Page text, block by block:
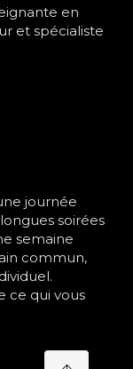
en
et spécialiste
journée
soirées
semaine
commun,
ce qui vous